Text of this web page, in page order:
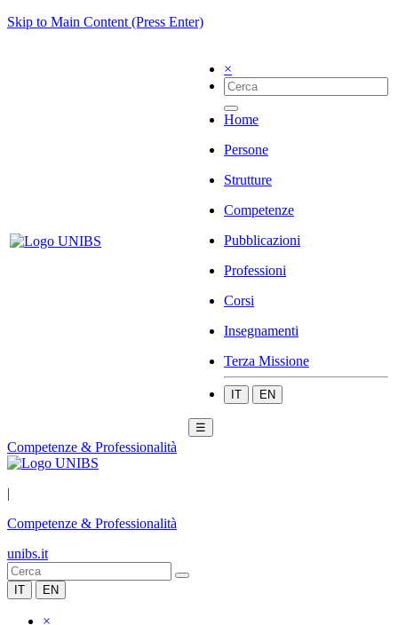
Skip to Main Content (Press Enter)
×
Home
Persone
Strutture
Competenze
Pubblicazioni
Professioni
Corsi
Insegnamenti
Terza Missione
IT EN
☰
Competenze & Professionalità
|
Competenze & Professionalità
unibs.it
IT EN
×